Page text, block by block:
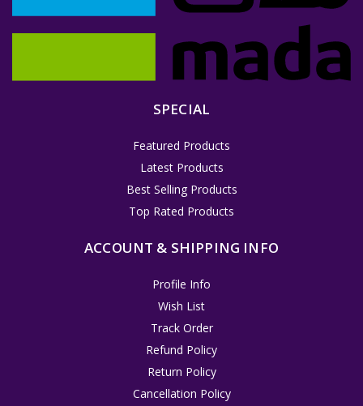
SPECIAL
Featured Products
Latest Products
Best Selling Products
Top Rated Products
ACCOUNT & SHIPPING INFO
Profile Info
Wish List
Track Order
Refund Policy
Return Policy
Cancellation Policy